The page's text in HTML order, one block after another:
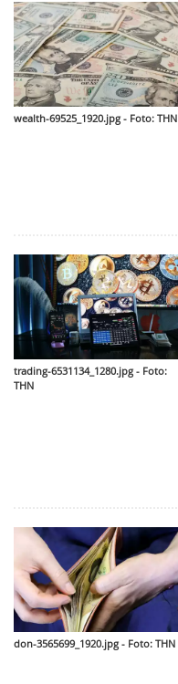
wealth-69525_1920.jpg - Foto: THN
trading-6531134_1280.jpg - Foto:
THN
don-3565699_1920.jpg - Foto: THN